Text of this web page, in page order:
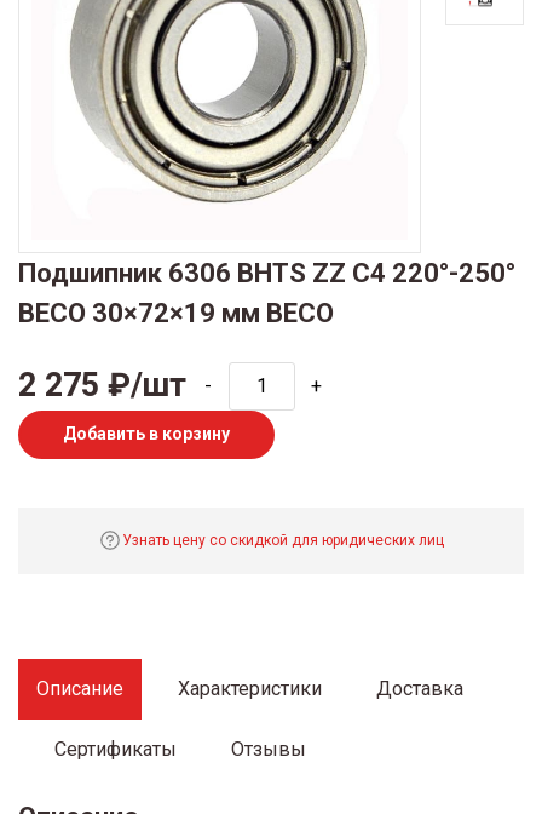
Подшипник 6306 BHTS ZZ C4 220°-250°
BECO 30×72×19 мм BECO
2 275 ₽/шт - +
Добавить в корзину
Узнать цену со скидкой для юридических лиц
Описание Характеристики Доставка
Сертификаты Отзывы